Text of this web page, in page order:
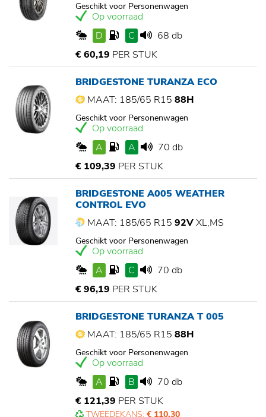
Geschikt voor Personenwagen
Op voorraad
D
C
68 db
€ 60,19 PER STUK
BRIDGESTONE TURANZA ECO
MAAT: 185/65 R15 88H
Geschikt voor Personenwagen
Op voorraad
A
A
70 db
€ 109,39 PER STUK
BRIDGESTONE A005 WEATHER
CONTROL EVO
MAAT: 185/65 R15 92VXL,MS
Geschikt voor Personenwagen
Op voorraad
A
C
70 db
€ 96,19 PER STUK
BRIDGESTONE TURANZA T 005
MAAT: 185/65 R15 88H
Geschikt voor Personenwagen
Op voorraad
A
B
70 db
€ 121,39 PER STUK
TWEEDEKANS: € 110,30